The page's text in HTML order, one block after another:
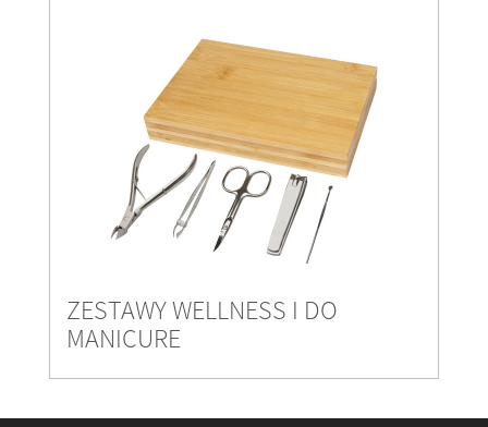
ZESTAWY WELLNESS I DO
MANICURE